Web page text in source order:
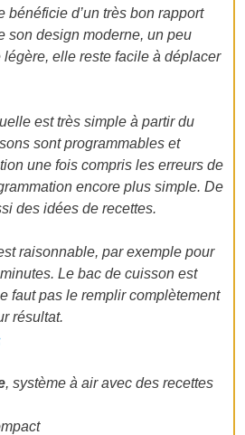
bénéficie d’un très bon rapport
son design moderne, un peu
elle reste facile à déplacer
est très simple à partir du
sont programmables et
une fois compris les erreurs de
encore plus simple. De
des idées de recettes.
raisonnable, par exemple pour
Le bac de cuisson est
faut pas le remplir complètement
résultat.
, système à air avec des recettes